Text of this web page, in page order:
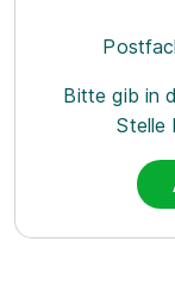
Bitte gib in
Stelle